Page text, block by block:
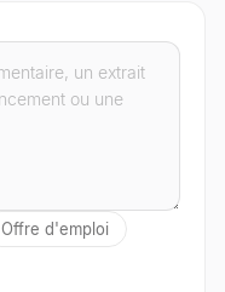
Offre d'emploi